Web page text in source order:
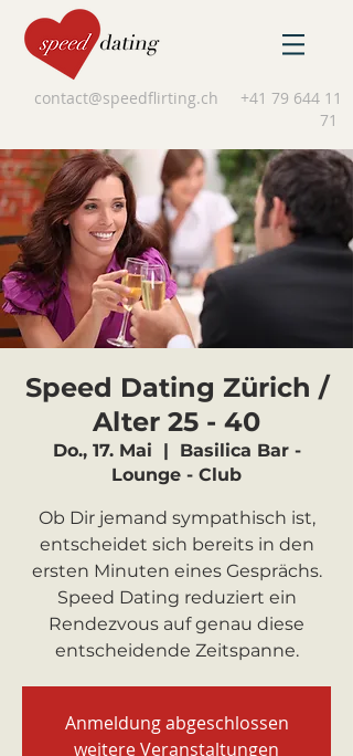
contact@speedflirting.ch
+41 79 644 11
71
Speed Dating Zürich /
Alter 25 - 40
Do., 17. Mai
  |
Basilica Bar -
Lounge - Club
Ob Dir jemand sympathisch ist,
entscheidet sich bereits in den
ersten Minuten eines Gesprächs.
Speed Dating reduziert ein
Rendezvous auf genau diese
entscheidende Zeitspanne.
Anmeldung abgeschlossen
weitere Veranstaltungen